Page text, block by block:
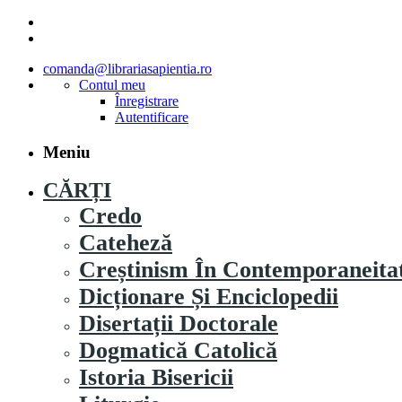
comanda@librariasapientia.ro
Contul meu
Înregistrare
Autentificare
Meniu
CĂRȚI
Credo
Cateheză
Creștinism În
Dicționare Și Enciclopedii
Disertații Doctorale
Dogmatică Catolică
Istoria Bisericii